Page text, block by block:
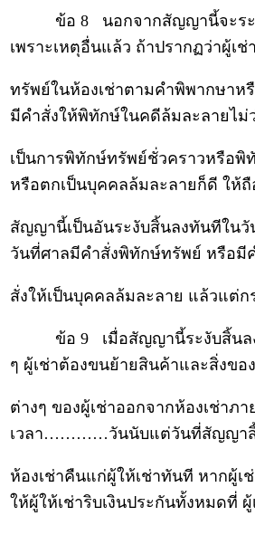
ข้อ 8 นอกจากสัญญานี้จะระงั
เพราะเหตุอื่นแล้ว ถ้าปรากฏว่าผู้เช่
ทรัพย์ในห้องเช่าตามคำพิพากษาห
มีคำสั่งให้พิทักษ์ในคดีล้มละลายไม่
เป็นการพิทักษ์ทรัพย์ชั่วคราวหรือพิ
หรือตกเป็นบุคคลล้มละลายก็ดี ให้ถื
สัญญานี้เป็นอันระงับสิ้นลงทันทีใน
วันที่ศาลมีคำสั่งพิทักษ์ทรัพย์ หรือมี
สั่งให้เป็นบุคคลล้มละลาย แล้วแต่
ข้อ 9 เมื่อสัญญานี้ระงับสิ้นลงไ
ๆ ผู้เช่าต้องขนย้ายสินค้าและสิ่งของ
ต่างๆ ของผู้เช่าออกจากห้องเช่าภ
เวลา…………วันนับแต่วันที่สัญญาสิ้
ห้องเช่าคืนแก่ผู้ให้เช่าทันที หากผู้เ
ให้ผู้ให้เช่าริบเงินประกันทั้งหมดที่ ผู้